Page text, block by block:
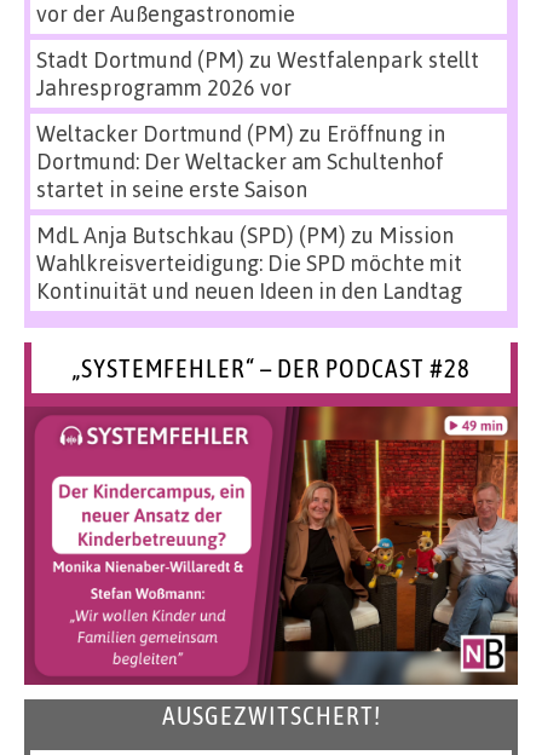
vor der Außengastronomie
Stadt Dortmund (PM) zu Westfalenpark stellt
Jahresprogramm 2026 vor
Weltacker Dortmund (PM) zu Eröffnung in
Dortmund: Der Weltacker am Schultenhof
startet in seine erste Saison
MdL Anja Butschkau (SPD) (PM) zu Mission
Wahlkreisverteidigung: Die SPD möchte mit
Kontinuität und neuen Ideen in den Landtag
„SYSTEMFEHLER“ – DER PODCAST #28
AUSGEZWITSCHERT!